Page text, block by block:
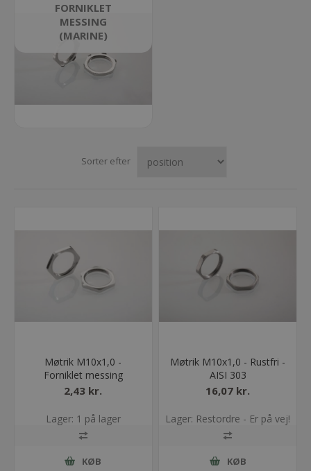
FORNIKLET
MESSING
(MARINE)
Sorter efter
Møtrik M10x1,0 -
Forniklet messing
2,43 kr.
Lager: 1 på lager
KØB
Møtrik M10x1,0 - Rustfri -
AISI 303
16,07 kr.
Lager: Restordre - Er på vej!
KØB